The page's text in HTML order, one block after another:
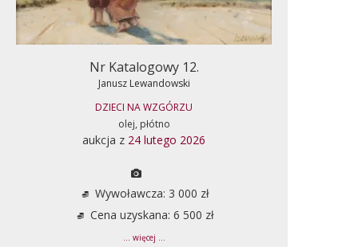
Nr Katalogowy 12.
Janusz Lewandowski
DZIECI NA WZGÓRZU
olej, płótno
aukcja z 24 lutego 2026
Wywoławcza: 3 000 zł
Cena uzyskana: 6 500 zł
... więcej ...